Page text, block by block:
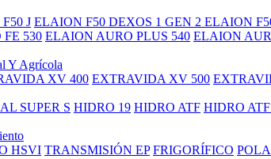
J ELAION F50 DEXOS 1 GEN 2 ELAION
530 ELAION AURO PLUS 540 ELAION
Y Agrícola
XV 400 EXTRAVIDA XV 500
SUPER S HIDRO 19 HIDRO ATF HIDRO
HSVI TRANSMISIÓN EP FRIGORÍFICO